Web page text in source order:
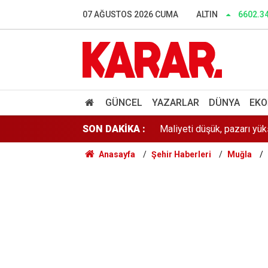
07 AĞUSTOS 2026 CUMA ALTIN
GÜNCEL YAZARLAR DÜNYA
SON DAKİKA :
Göç yolundaki 52 leylek
'Garantili vize' vaatlerine 3
Maliyeti düşük, pazarı
YENİ Parti’ye YSK’da
30 ilde IŞİD operasyonu:
Anasayfa Şehir Haberleri Muğla